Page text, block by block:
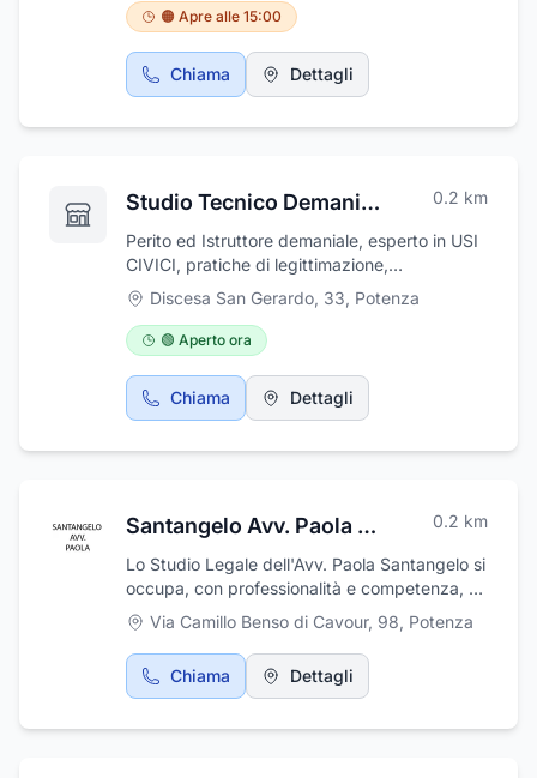
aggiornamento e di un'esperienza maturata in
diversi ambienti di lavoro. Presso lo studio di
Potenza si eseguono visite specialistiche
ortopediche, cure per artrosi, sindrome del
Infiltrazioni e Mesoterapia antalgica.
🟠 Apre alle 15:00
Chiama Dettagli
Studio Tecnico Demaniale Michele Labriola Geometra 0.2 km
Perito ed Istruttore demaniale, esperto in USI
CIVICI, pratiche di legittimazione,
affrancazione, alienazione e mutamenti di
destinazione di terre demaniali
Discesa San Gerardo, 33, Potenza
🟢 Aperto ora
Chiama Dettagli
Santangelo Avv. Paola Studio Legale 0.2 km
Lo Studio Legale dell'Avv. Paola Santangelo si
occupa, con professionalità e competenza, di
consulenza e assistenza legale in vari ambiti
del diritto. L'esperienza maturata nel settore
permette ai professionisti dello studio di
soddisfare le diverse esigenze dei propri
presso lo studio sito a Potenza, in Via Cavour
Via Camillo Benso di Cavour, 98, Potenza
Chiama Dettagli